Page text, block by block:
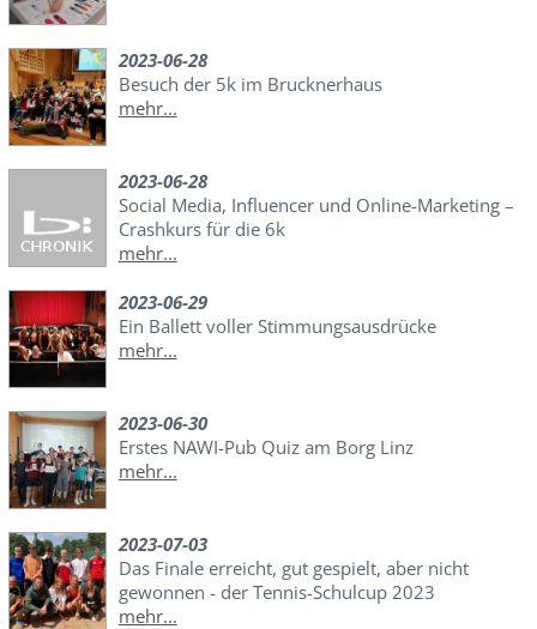
2023-06-28
Besuch der 5k im Brucknerhaus
mehr...
2023-06-28
Social Media, Influencer und Online-Marketing –
Crashkurs für die 6k
mehr...
2023-06-29
Ein Ballett voller Stimmungsausdrücke
mehr...
2023-06-30
Erstes NAWI-Pub Quiz am Borg Linz
mehr...
2023-07-03
Das Finale erreicht, gut gespielt, aber nicht
gewonnen - der Tennis-Schulcup 2023
mehr...